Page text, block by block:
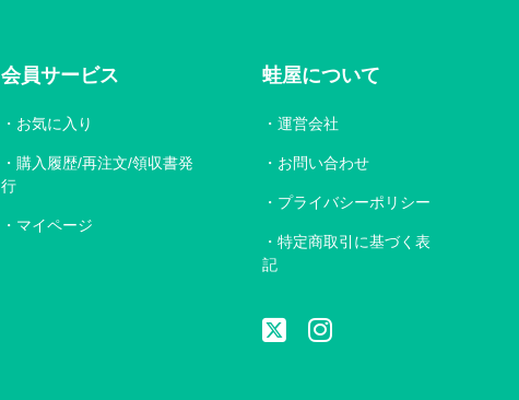
会員サービス
お気に入り
購入履歴/再注文/領収書発
行
マイページ
蛙屋について
運営会社
お問い合わせ
プライバシーポリシー
特定商取引に基づく表
記